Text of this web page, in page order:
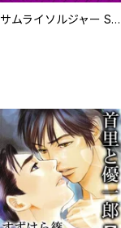
サムライソルジャー SAMURAI SOLDIER